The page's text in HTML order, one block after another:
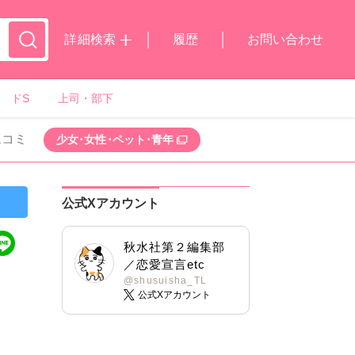
詳細検索
履歴 お問い合わせ
ドS 上司・部下
ミ 少女･女性･ペット･青年
公式Xアカウント
秋水社第２編集部
／恋愛宣言etc
@shusuisha_TL
公式Xアカウント